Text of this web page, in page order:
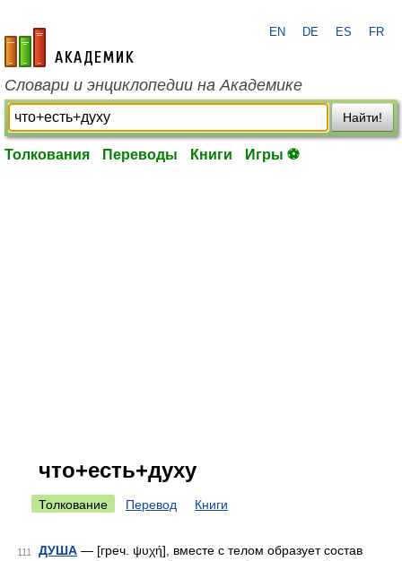
academic.ru
EN DE ES FR
Словари и энциклопедии на Академике
Найти!
Толкования Переводы Книги Игры ⚽
что+есть+духу
Толкование Перевод Книги
111 ДУША — [греч. ψυχή], вместе с телом образует состав